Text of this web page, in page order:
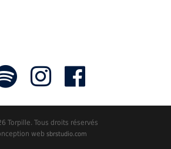
Torpille. Tous droits réservés
web sbrstudio.com